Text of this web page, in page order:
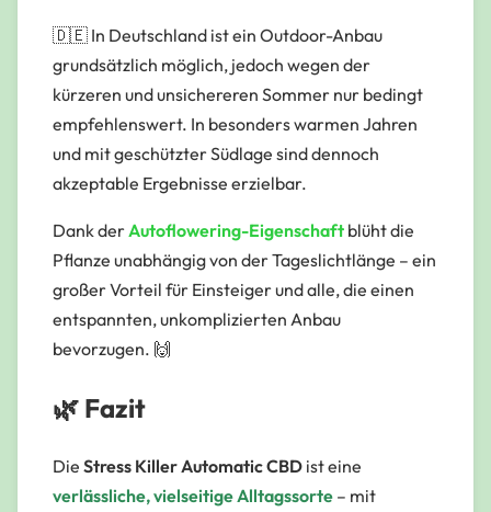
🇩🇪 In Deutschland ist ein Outdoor-Anbau
grundsätzlich möglich, jedoch wegen der
kürzeren und unsichereren Sommer nur bedingt
empfehlenswert. In besonders warmen Jahren
und mit geschützter Südlage sind dennoch
akzeptable Ergebnisse erzielbar.
Dank der Autoflowering-Eigenschaft blüht die
Pflanze unabhängig von der Tageslichtlänge – ein
großer Vorteil für Einsteiger und alle, die einen
entspannten, unkomplizierten Anbau
bevorzugen. 🙌
🌿 Fazit
Die Stress Killer Automatic CBD ist eine
verlässliche, vielseitige Alltagssorte – mit